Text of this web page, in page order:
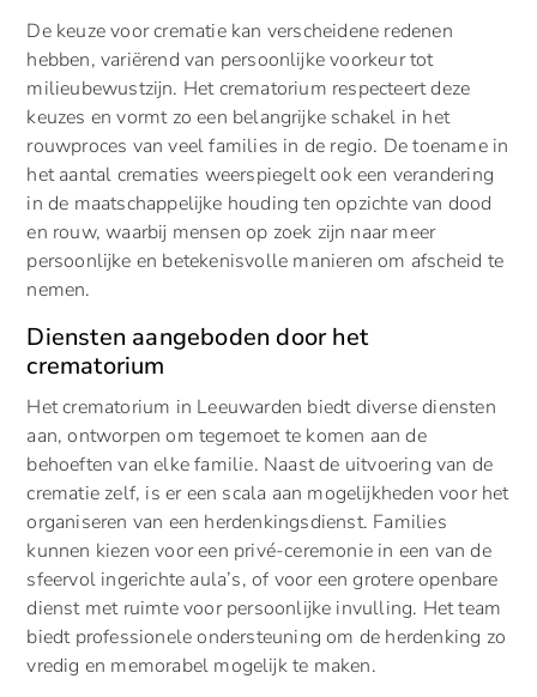
De keuze voor crematie kan verscheidene redenen
hebben, variërend van persoonlijke voorkeur tot
milieubewustzijn. Het crematorium respecteert deze
keuzes en vormt zo een belangrijke schakel in het
rouwproces van veel families in de regio. De toename in
het aantal crematies weerspiegelt ook een verandering
in de maatschappelijke houding ten opzichte van dood
en rouw, waarbij mensen op zoek zijn naar meer
persoonlijke en betekenisvolle manieren om afscheid te
nemen.
Diensten aangeboden door het
crematorium
Het crematorium in Leeuwarden biedt diverse diensten
aan, ontworpen om tegemoet te komen aan de
behoeften van elke familie. Naast de uitvoering van de
crematie zelf, is er een scala aan mogelijkheden voor het
organiseren van een herdenkingsdienst. Families
kunnen kiezen voor een privé-ceremonie in een van de
sfeervol ingerichte aula’s, of voor een grotere openbare
dienst met ruimte voor persoonlijke invulling. Het team
biedt professionele ondersteuning om de herdenking zo
vredig en memorabel mogelijk te maken.